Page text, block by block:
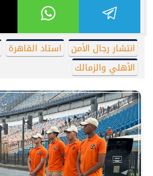
انتشار رجال الأمن استاد القاهرة
الأهلي والزمالك